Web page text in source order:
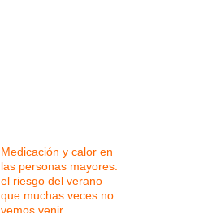
Medicación y calor en
las personas mayores:
el riesgo del verano
que muchas veces no
vemos venir